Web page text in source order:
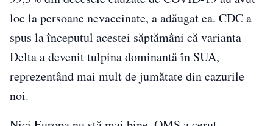
loc la persoane nevaccinate, a adăugat ea. CDC a
spus la începutul acestei săptămâni că varianta
Delta a devenit tulpina dominantă în SUA,
reprezentând mai mult de jumătate din cazurile
noi.